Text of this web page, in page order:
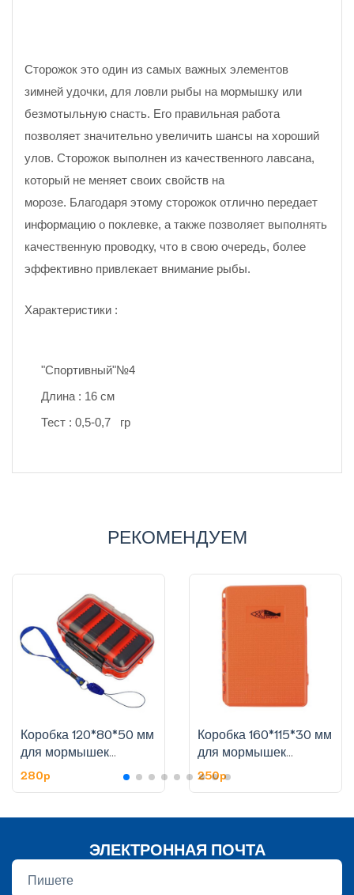
Сторожок это один из самых важных элементов
зимней удочки, для ловли рыбы на мормышку или
безмотыльную снасть. Его правильная работа
позволяет значительно увеличить шансы на хороший
улов. Сторожок выполнен из качественного лавсана,
который не меняет своих свойств на
морозе. Благодаря этому сторожок отлично передает
информацию о поклевке, а также позволяет выполнять
качественную проводку, что в свою очередь, более
эффективно привлекает внимание рыбы.
Характеристики :
"Спортивный"№4
Длина : 16 см
Тест : 0,5-0,7 гр
РЕКОМЕНДУЕМ
Коробка 120*80*50 мм
для мормышек
двухсторонняя
280p
Коробка 160*115*30 мм
для мормышек
двухсторонняя , тип: 1
250p
ЭЛЕКТРОННАЯ ПОЧТА